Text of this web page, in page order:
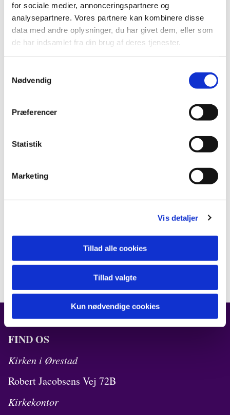
for sociale medier, annonceringspartnere og
analysepartnere. Vores partnere kan kombinere disse
data med andre oplysninger, du har givet dem, eller som
de har indsamlet fra din brug af deres tjenester.
Nødvendig
Præferencer
Statistik
Marketing
Vis detaljer
Tillad alle cookies
Tillad valgte
Kun nødvendige cookies
Du vil måske også kunne
lide...
FIND OS
Kirken i Ørestad
Robert Jacobsens Vej 72B
Kirkekontor